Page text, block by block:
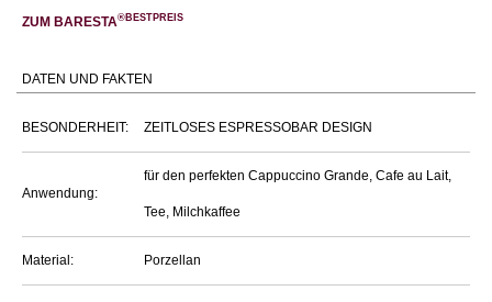
ZUM BARESTA®BESTPREIS
DATEN UND FAKTEN
BESONDERHEIT: ZEITLOSES ESPRESSOBAR DESIGN
Anwendung:
für den perfekten Cappuccino Grande, Cafe au Lait,
Tee, Milchkaffee
Material: Porzellan